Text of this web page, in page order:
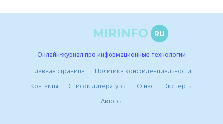
MIRINFO RU
Онлайн-журнал про информационные технологии
Главная страница Политика конфиденциальности
Контакты Список литературы О нас Эксперты
Авторы